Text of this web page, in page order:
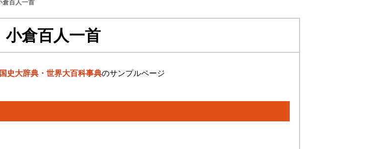
倉百人一首
小倉百人一首
史大辞典・世界大百科事典のサンプルページ